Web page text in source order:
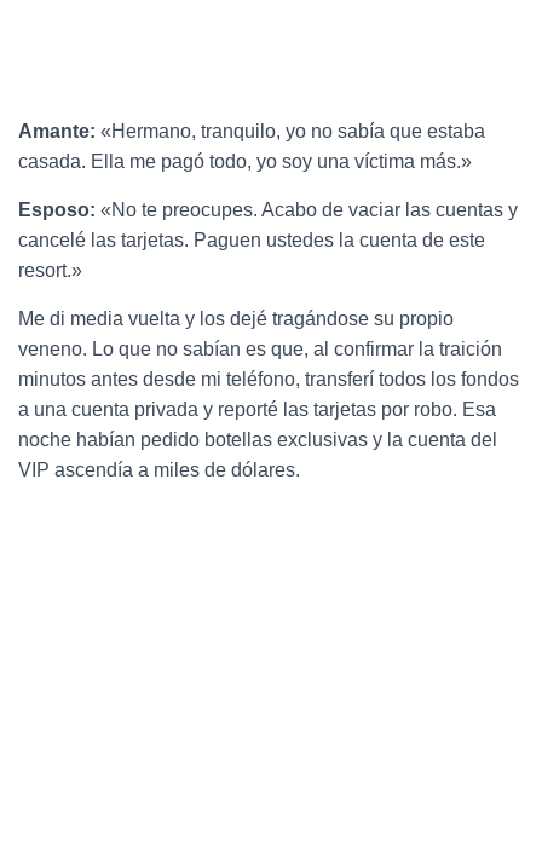
Amante: «Hermano, tranquilo, yo no sabía que estaba
casada. Ella me pagó todo, yo soy una víctima más.»
Esposo: «No te preocupes. Acabo de vaciar las cuentas y
cancelé las tarjetas. Paguen ustedes la cuenta de este
resort.»
Me di media vuelta y los dejé tragándose su propio
veneno. Lo que no sabían es que, al confirmar la traición
minutos antes desde mi teléfono, transferí todos los fondos
a una cuenta privada y reporté las tarjetas por robo. Esa
noche habían pedido botellas exclusivas y la cuenta del
VIP ascendía a miles de dólares.